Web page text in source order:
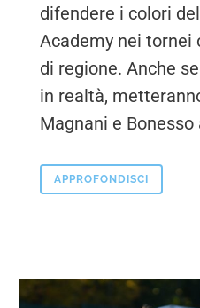
difendere i colori
Academy nei tornei
di regione. Anche
in realtà,
Magnani e
APPROFONDISCI